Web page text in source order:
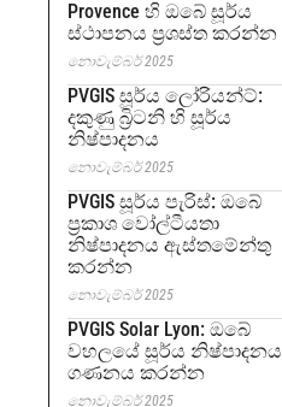
Provence හි ඔබේ සූර්ය
ස්ථාපනය ප්‍රශස්ත කරන්න
නොවැම්බර් 2025
PVGIS සූර්ය ලෝරියන්ට්:
දකුණු බ්‍රිටනි හි සූර්ය
නිෂ්පාදනය
නොවැම්බර් 2025
PVGIS සූර්ය පැරිස්: ඔබේ
ප්‍රකාශ වෝල්ටීයතා
නිෂ්පාදනය ඇස්තමේන්තු
කරන්න
නොවැම්බර් 2025
PVGIS Solar Lyon: ඔබේ
වහලයේ සූර්ය නිෂ්පාදනය
ගණනය කරන්න
නොවැම්බර් 2025